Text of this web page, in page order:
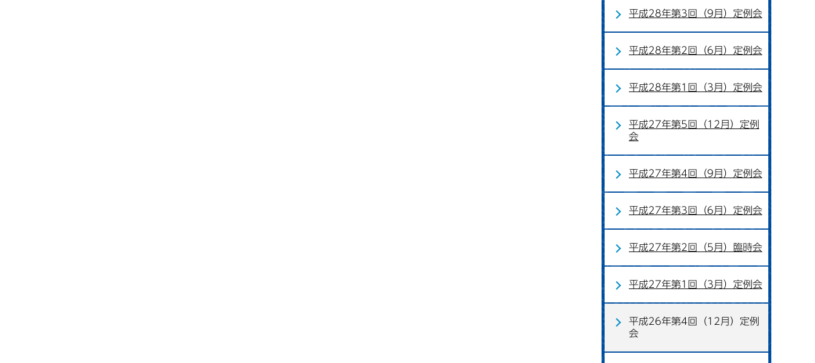
平成28年第3回（9月）定例会
平成28年第2回（6月）定例会
平成28年第1回（3月）定例会
平成27年第5回（12月）定例
会
平成27年第4回（9月）定例会
平成27年第3回（6月）定例会
平成27年第2回（5月）臨時会
平成27年第1回（3月）定例会
平成26年第4回（12月）定例
会